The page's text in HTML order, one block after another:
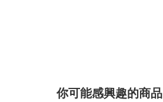
你可能感興趣的商品